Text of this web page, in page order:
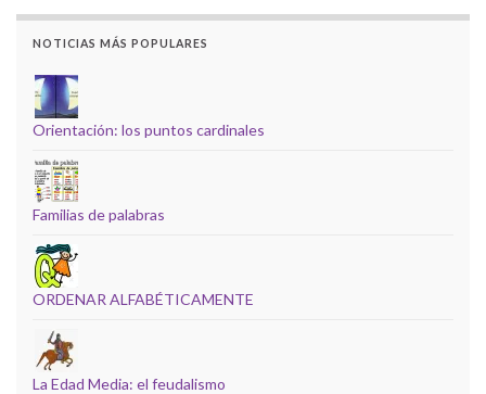
NOTICIAS MÁS POPULARES
Orientación: los puntos cardinales
Familias de palabras
ORDENAR ALFABÉTICAMENTE
La Edad Media: el feudalismo